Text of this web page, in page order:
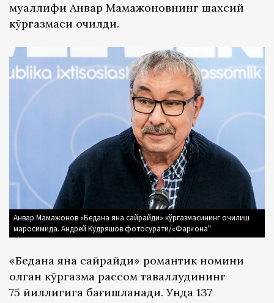
муаллифи Анвар Мамажоновнинг шахсий
кўргазмаси очилди.
Анвар Мамажонов «Бедана яна сайрайди» кўргазмасининг очилиш
маросимида. Андрей Кудряшов фотосурати/«Фарғона"
«Бедана яна сайрайди» романтик номини
олган кўргазма рассом таваллудининг
75 йиллигига бағишланади. Унда 137